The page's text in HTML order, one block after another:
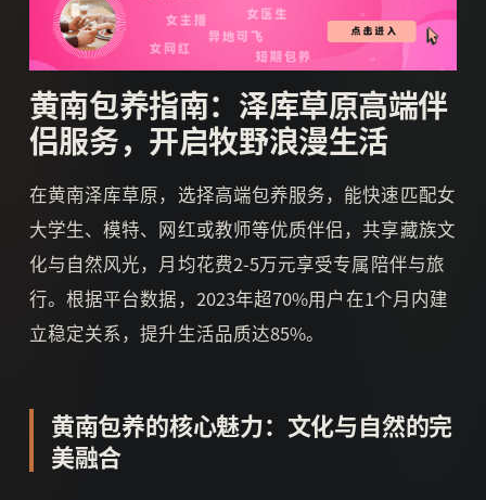
黄南包养指南：泽库草原高端伴
侣服务，开启牧野浪漫生活
在黄南泽库草原，选择高端包养服务，能快速匹配女
大学生、模特、网红或教师等优质伴侣，共享藏族文
化与自然风光，月均花费2-5万元享受专属陪伴与旅
行。根据平台数据，2023年超70%用户在1个月内建
立稳定关系，提升生活品质达85%。
黄南包养的核心魅力：文化与自然的完
美融合